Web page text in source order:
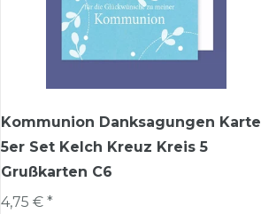
Kommunion Danksagungen Karte
5er Set Kelch Kreuz Kreis 5
Grußkarten C6
4,75 € *